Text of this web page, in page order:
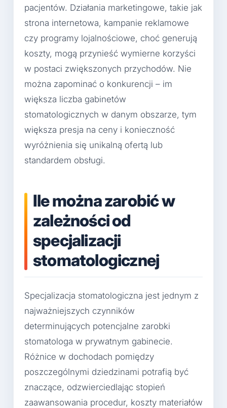
pacjentów. Działania marketingowe, takie jak
strona internetowa, kampanie reklamowe
czy programy lojalnościowe, choć generują
koszty, mogą przynieść wymierne korzyści
w postaci zwiększonych przychodów. Nie
można zapominać o konkurencji – im
większa liczba gabinetów
stomatologicznych w danym obszarze, tym
większa presja na ceny i konieczność
wyróżnienia się unikalną ofertą lub
standardem obsługi.
Ile można zarobić w
zależności od
specjalizacji
stomatologicznej
Specjalizacja stomatologiczna jest jednym z
najważniejszych czynników
determinujących potencjalne zarobki
stomatologa w prywatnym gabinecie.
Różnice w dochodach pomiędzy
poszczególnymi dziedzinami potrafią być
znaczące, odzwierciedlając stopień
zaawansowania procedur, koszty materiałów